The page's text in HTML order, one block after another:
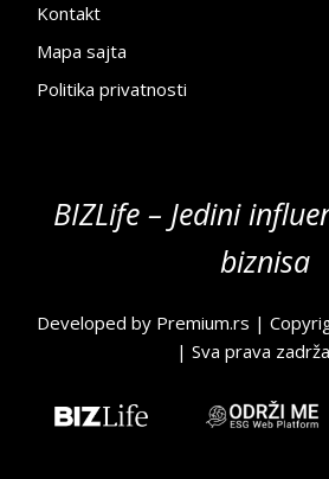
Kontakt
Mapa sajta
Politika privatnosti
BIZLife – Jedini
biznisa
Developed by Premium.rs |
| Sva prava